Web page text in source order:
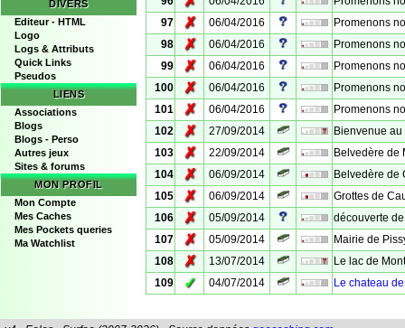
DIVERS
Editeur - HTML
Logo
Logs & Attributs
Quick Links
Pseudos
LIENS
Associations
Blogs
Blogs - Perso
Autres jeux
Sites & forums
MON PROFIL
Mon Compte
Mes Caches
Mes Pockets queries
Ma Watchlist
97
✗ 06/04/2016
Promenons
98
✗ 06/04/2016
Promenons
99
✗ 06/04/2016
Promenons
100
✗ 06/04/2016
Promenons
101
✗ 06/04/2016
Promenons
102
✗ 27/09/2014
Bienvenue
103
✗ 22/09/2014
Belvedère de
104
✗ 06/09/2014
Belvedère de
105
✗ 06/09/2014
Grottes de
106
✗ 05/09/2014
découverte
107
✗ 05/09/2014
Mairie de
108
✗ 13/07/2014
Le lac de
109
✓ 04/07/2014 Le chateau